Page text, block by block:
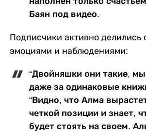
Баян под видео.
Подписчики активно делились
эмоциями и наблюдениями:
“Двойняшки они такие,
даже за одинаковые
“Видно, что Алма
четкой позиции и знает,
будет стоять на своем.